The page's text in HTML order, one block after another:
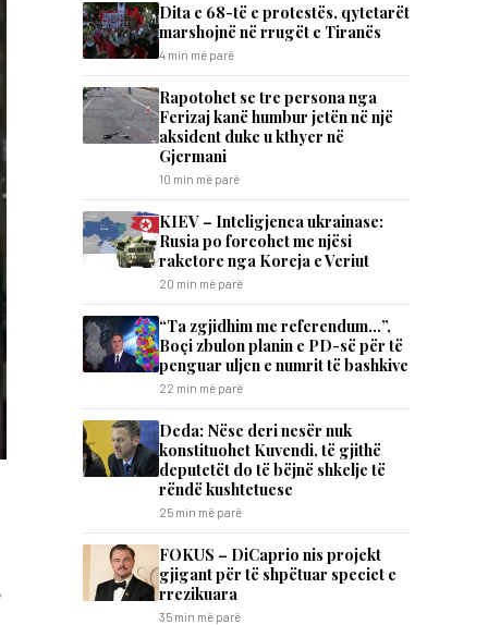
Dita e 68-të e protestës, qytetarët
marshojnë në rrugët e Tiranës
4 min më parë
Rapotohet se tre persona nga
Ferizaj kanë humbur jetën në një
aksident duke u kthyer në
Gjermani
10 min më parë
KIEV – Inteligjenca ukrainase:
Rusia po forcohet me njësi
raketore nga Koreja e Veriut
20 min më parë
“Ta zgjidhim me referendum…”,
Boçi zbulon planin e PD-së për të
penguar uljen e numrit të bashkive
22 min më parë
Deda: Nëse deri nesër nuk
konstituohet Kuvendi, të gjithë
deputetët do të bëjnë shkelje të
rëndë kushtetuese
25 min më parë
FOKUS – DiCaprio nis projekt
gjigant për të shpëtuar speciet e
rrezikuara
35 min më parë